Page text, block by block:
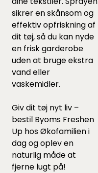
sikrer en skånsom og
effektiv opfriskning af
dit tøj, så du kan nyde
en frisk garderobe
uden at bruge ekstra
vand eller
vaskemidler.
Giv dit tøj nyt liv –
bestil Byoms Freshen
Up hos Økofamilien i
dag og oplev en
naturlig måde at
fjerne lugt på!